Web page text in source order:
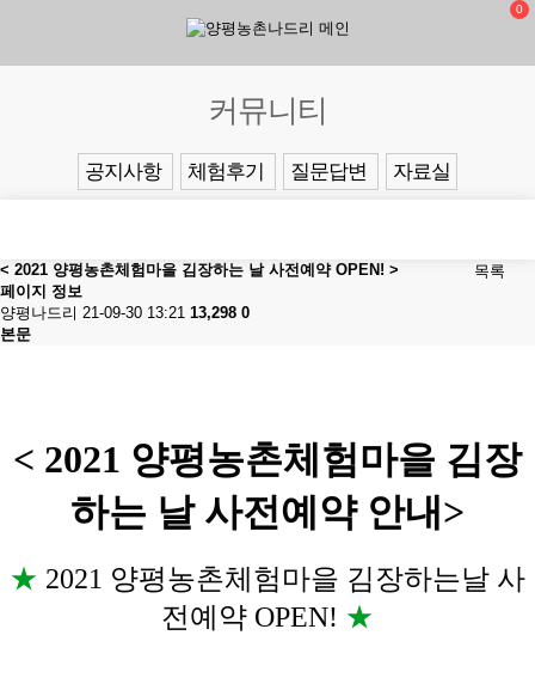
0
커뮤니티
공지사항 체험후기 질문답변 자료실
목록
< 2021 양평농촌체험마을 김장하는 날 사전예약 OPEN! >
페이지 정보
양평나드리 21-09-30 13:21 13,298 0
본문
< 2021 양평농촌체험마을 김장
하는 날 사전예약 안내>
★ 2021 양평농촌체험마을 김장하는날 사
전예약 OPEN! ★